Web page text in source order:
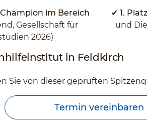
im Bereich
Gesellschaft für
2026)
✔ 1.
und
in Feldkirch
Sie von dieser geprüften
Termin vereinbaren